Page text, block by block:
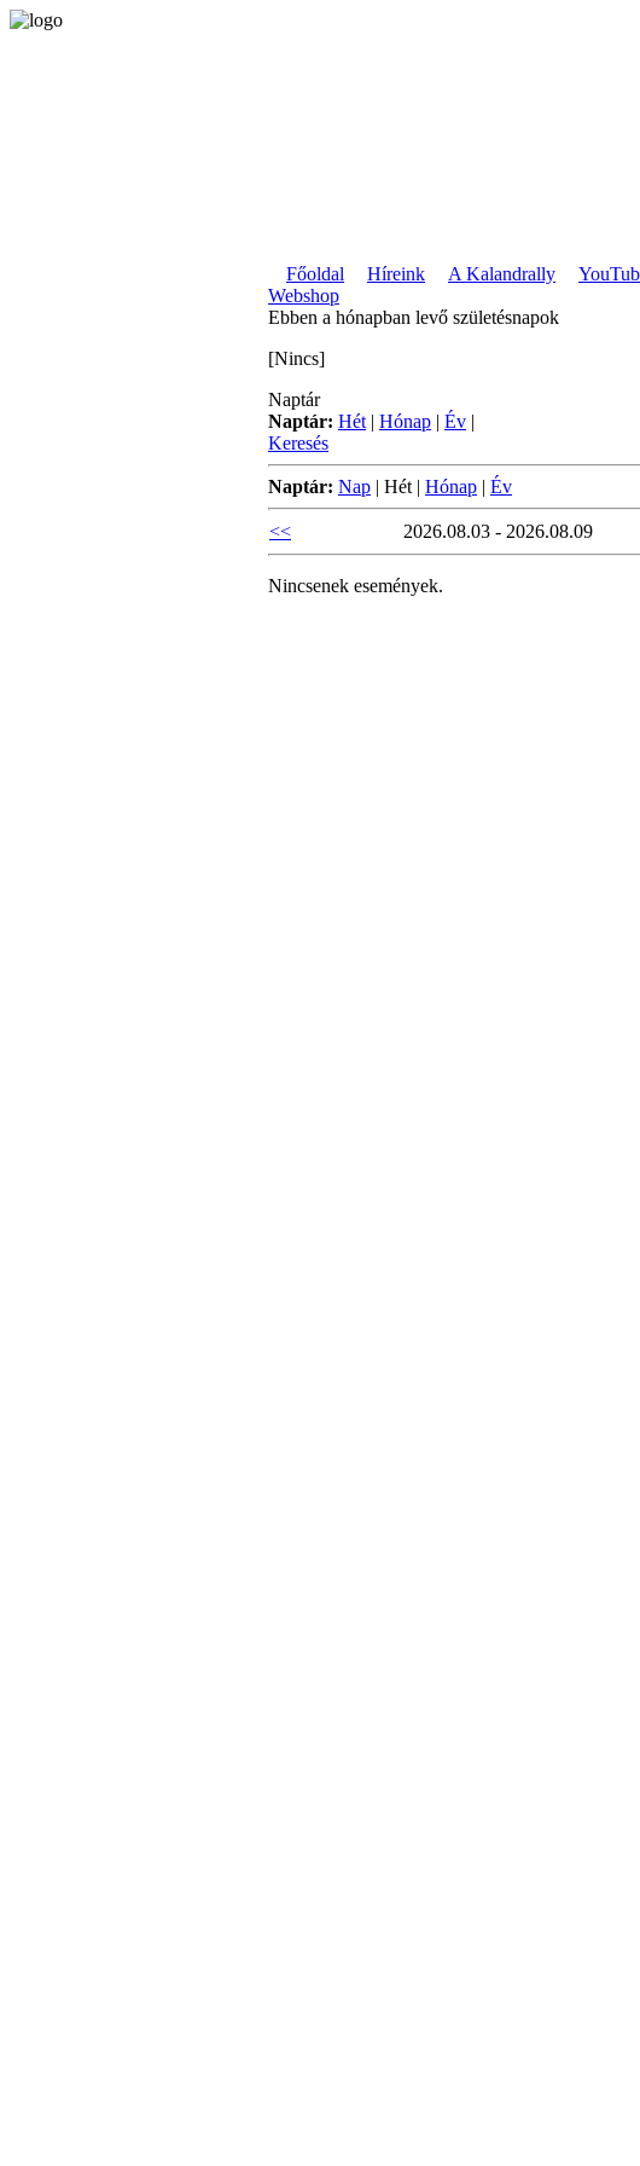
Főoldal Híreink A Kalandrally
Webshop
Ebben a hónapban levő születésnapok
[Nincs]
Naptár
Naptár: Hét | Hónap | Év |
Keresés
Naptár: Nap | Hét | Hónap | Év
<< 2026.08.03 - 2026.08.09
Nincsenek események.